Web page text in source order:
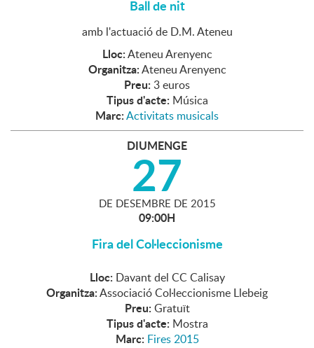
Ball de nit
amb l'actuació de D.M. Ateneu
Lloc:Ateneu Arenyenc
Organitza:Ateneu Arenyenc
Preu: 3 euros
Tipus d'acte: Música
Marc:Activitats musicals
DIUMENGE
27
DE DESEMBRE DE 2015
09:00H
Fira del Col·leccionisme
Lloc: Davant del CC Calisay
Organitza:Associació Col·leccionisme Llebeig
Preu: Gratuït
Tipus d'acte: Mostra
Marc: Fires 2015